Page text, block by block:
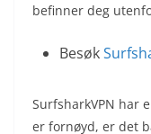
befinner deg
Besøk
SurfsharkVPN har
er fornøyd, er det